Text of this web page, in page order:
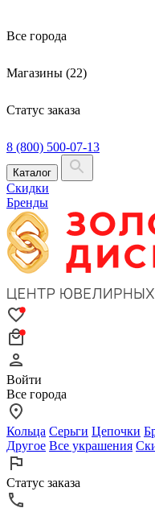
Все города
Магазины (22)
Статус заказа
8 (800) 500-07-13
Каталог
Скидки
Бренды
Войти
Все города
Кольца Серьги Цепочки
Другое Все украшения
Статус заказа